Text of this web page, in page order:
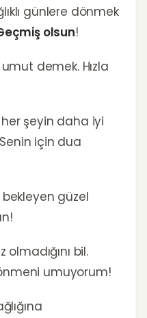
günlere dönmek
olsun!
demek. Hızla
şeyin daha iyi
için dua
güzel
olmadığını bil.
umuyorum!